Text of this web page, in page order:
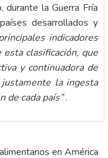
durante la Guerra Fría
desarrollados y
indicadores
clasificación, que
y continuadora de
la ingesta
de cada país”.
en América